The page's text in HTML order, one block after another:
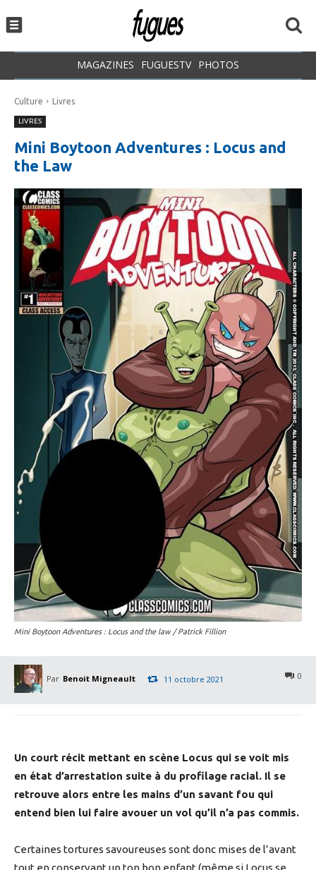
MAGAZINES FUGUESTV PHOTOS
Culture Livres
LIVRES
Mini Boytoon Adventures : Locus and
the Law
Mini Boytoon Adventures : Locus and the law / Patrick Fillion
Par Benoit Migneault 0
11 octobre 2021
Un court récit mettant en scène Locus qui se voit mis
en état d’arrestation suite à du profilage racial. Il se
retrouve alors entre les mains d’un savant fou qui
entend bien lui faire avouer un vol qu’il n’a pas commis.
Certaines tortures savoureuses sont donc mises de l’avant
tout en conservant un ton bon enfant (même si Locus se